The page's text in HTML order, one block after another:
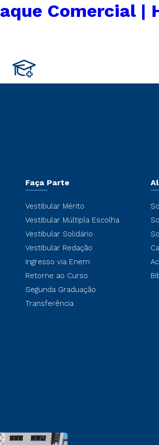
Comercial |
Faça Parte
Vestibular Mérito
Vestibular Múltipla Escolha
Vestibular Solidário
Vestibular Redação
Ingresso via Enem
Retorne ao Curso
Segunda Graduação
Transferência